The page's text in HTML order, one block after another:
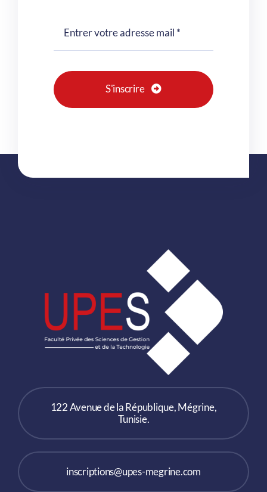
S'inscrire
122 Avenue de la République, Mégrine,
Tunisie.
inscriptions@upes-megrine.com